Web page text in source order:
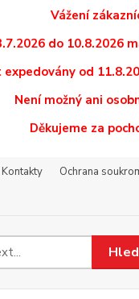
Vážení
do 10.8.2026
od
Není možný ani
Děkujeme za
Kontakty Ochrana